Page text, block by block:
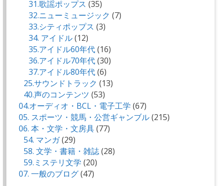
31.歌謡ポップス (35)
32.ニューミュージック (7)
33.シティポップス (3)
34. アイドル(12)
35.アイドル60年代(16)
36.アイドル70年代(30)
37.アイドル80年代(6)
25.サウンドトラック (13)
40.声のコンテンツ (53)
04.オーディオ・BCL・電子工学 (67)
05. スポーツ・競馬・公営ギャンブル(215)
06. 本・文学・文房具(77)
54. マンガ(29)
58. 文学・書籍・雑誌(28)
59.ミステリ文学 (20)
07. 一般のブログ(47)